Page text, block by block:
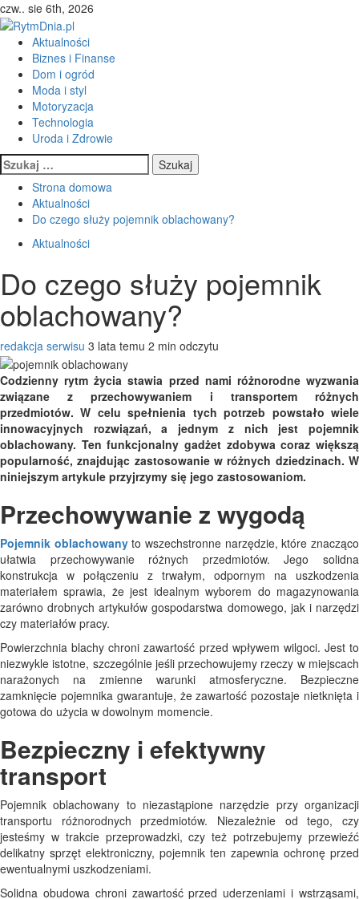
Przejdź
do
treści
czw.. sie 6th, 2026
Menu
główne
Aktualności
Biznes i Finanse
Dom i ogród
Moda i styl
Motoryzacja
Technologia
Uroda i Zdrowie
Szukaj:
Strona domowa
Aktualności
Do czego służy pojemnik oblachowany?
Aktualności
Do czego służy pojemnik
oblachowany?
redakcja serwisu 3 lata temu 2 min odczytu
Codzienny rytm życia stawia przed nami różnorodne wyzwania
związane z przechowywaniem i transportem różnych
przedmiotów. W celu spełnienia tych potrzeb powstało wiele
innowacyjnych rozwiązań, a jednym z nich jest pojemnik
oblachowany. Ten funkcjonalny gadżet zdobywa coraz większą
popularność, znajdując zastosowanie w różnych dziedzinach. W
niniejszym artykule przyjrzymy się jego zastosowaniom.
Przechowywanie z wygodą
Pojemnik oblachowanyto wszechstronne narzędzie, które znacząco
ułatwia przechowywanie różnych przedmiotów. Jego solidna
konstrukcja w połączeniu z trwałym, odpornym na uszkodzenia
materiałem sprawia, że jest idealnym wyborem do magazynowania
zarówno drobnych artykułów gospodarstwa domowego, jak i narzędzi
czy materiałów pracy.
Powierzchnia blachy chroni zawartość przed wpływem wilgoci. Jest to
niezwykle istotne, szczególnie jeśli przechowujemy rzeczy w miejscach
narażonych na zmienne warunki atmosferyczne. Bezpieczne
zamknięcie pojemnika gwarantuje, że zawartość pozostaje nietknięta i
gotowa do użycia w dowolnym momencie.
Bezpieczny i efektywny
transport
Pojemnik oblachowany to niezastąpione narzędzie przy organizacji
transportu różnorodnych przedmiotów. Niezależnie od tego, czy
jesteśmy w trakcie przeprowadzki, czy też potrzebujemy przewieźć
delikatny sprzęt elektroniczny, pojemnik ten zapewnia ochronę przed
ewentualnymi uszkodzeniami.
Solidna obudowa chroni zawartość przed uderzeniami i wstrząsami,